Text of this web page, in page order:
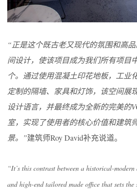
“正是这个既古老又现代的氛围和高
间设计，使该项目成为我们所有项目
个。通过使用混凝土印花地板，工业
定制的隔墙、家具和灯饰，该空间展
设计语言，并最终成为全新的完美的
室，实现了使用者的核心价值和建筑
景。”建筑师Roy David补充说道。
“It’s this contrast between a historical-modern
and high-end tailored made office that sets the